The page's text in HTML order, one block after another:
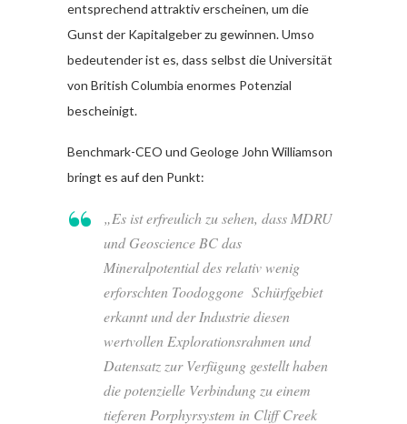
entsprechend attraktiv erscheinen, um die
Gunst der Kapitalgeber zu gewinnen. Umso
bedeutender ist es, dass selbst die Universität
von British Columbia enormes Potenzial
bescheinigt.
Benchmark-CEO und Geologe John Williamson
bringt es auf den Punkt:
„Es ist erfreulich zu sehen, dass MDRU
und Geoscience BC das
Mineralpotential des relativ wenig
erforschten Toodoggone Schürfgebiet
erkannt und der Industrie diesen
wertvollen Explorationsrahmen und
Datensatz zur Verfügung gestellt haben
die potenzielle Verbindung zu einem
tieferen Porphyrsystem in Cliff Creek